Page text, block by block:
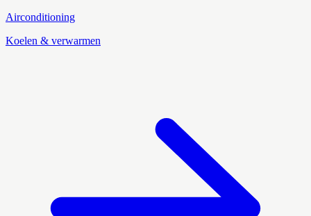
Airconditioning
Koelen & verwarmen